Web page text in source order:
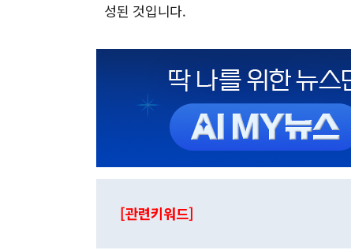
성된 것입니다.
[관련키워드]